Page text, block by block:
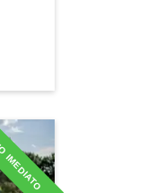
em
de
e